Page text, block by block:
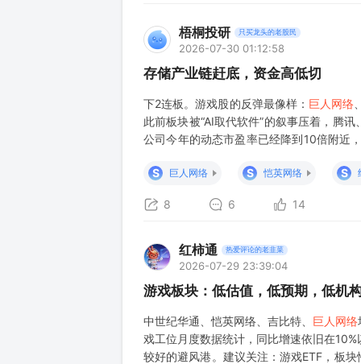
梧桐投研 只买龙头的老股民
2026-07-30 01:12:58
存储产业链赶底，资金高低切
下2连板。游戏股的反弹最像样： 巨人网络
此前板块被“AI取代软件”的叙事压着，腾
公司今年的动态市盈率已经降到10倍附近
S
巨人网络 S 恺英网络 S
8 6 14
红柿通 热爱评论的老韭菜
2026-07-29 23:39:04
游戏板块：低估值，低预期，低机
中世纪华通、恺英网络、吉比特、 巨人网络
戏工位月度数据统计，同比增速依旧在
较好的避风港。建议关注：游戏ETF，板